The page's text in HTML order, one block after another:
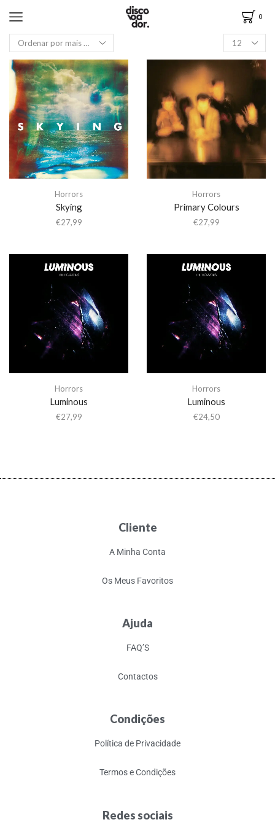
0
Horrors
Skying
€27,99
Horrors
Primary Colours
€27,99
Horrors
Luminous
€27,99
Horrors
Luminous
€24,50
Cliente
A Minha Conta
Os Meus Favoritos
Ajuda
FAQ’S
Contactos
Condições
Política de Privacidade
Termos e Condições
Redes sociais